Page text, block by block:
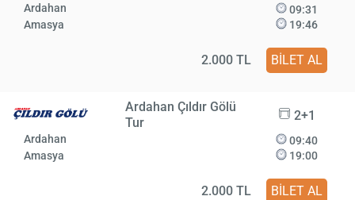
Ardahan
Amasya
09:31
19:46
2.000 TL BİLET AL
Ardahan Çıldır Gölü
Tur
2+1
Ardahan
Amasya
09:40
19:00
2.000 TL BİLET AL